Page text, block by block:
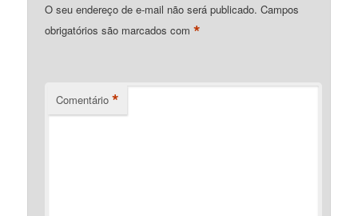
O seu endereço de e-mail não será publicado. Campos
obrigatórios são marcados com*
Comentário *